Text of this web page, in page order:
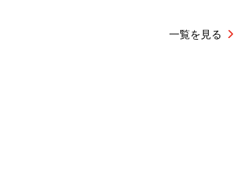
一覧を見る